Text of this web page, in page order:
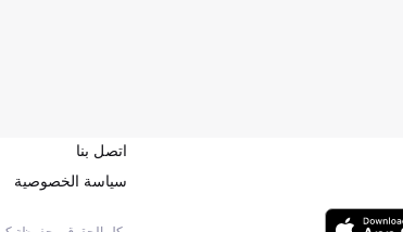
اتصل بنا
سياسة الخصوصية